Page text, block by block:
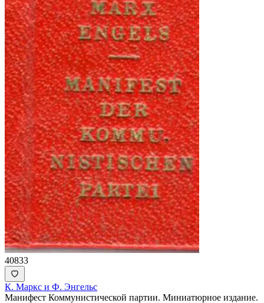
40833
К. Маркс и Ф. Энгельс
Манифест Коммунистической партии. Миниатюрное издание.